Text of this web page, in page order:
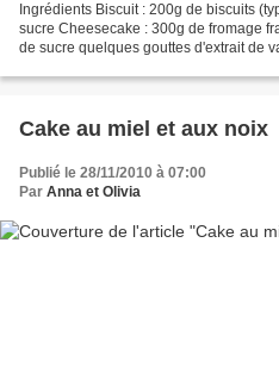
Ingrédients Biscuit : 200g de biscuits
sucre Cheesecake : 300g de fromage
de sucre quelques gouttes d'extrait de
Cake au miel et aux noix
Publié le 28/11/2010 à 07:00
Par Anna et Olivia